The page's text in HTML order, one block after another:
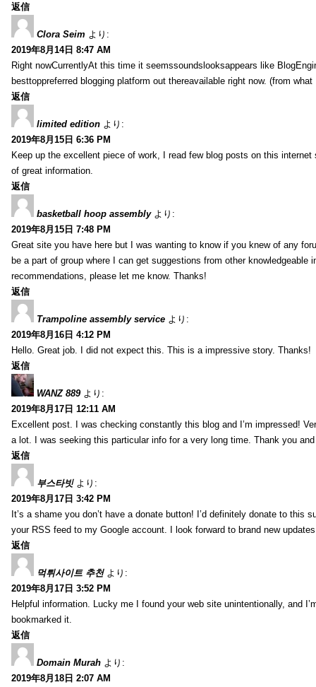
返信
Clora Seim より:
2019年8月14日 8:47 AM
Right nowCurrentlyAt this time it seemssoundslooksappears like
besttoppreferred blogging platform out thereavailable right now. (from
返信
limited edition より:
2019年8月15日 6:36 PM
Keep up the excellent piece of work, I read few blog posts on this
of great information.
返信
basketball hoop assembly より:
2019年8月15日 7:48 PM
Great site you have here but I was wanting to know if you knew of any
be a part of group where I can get suggestions from other
recommendations, please let me know. Thanks!
返信
Trampoline assembly service より:
2019年8月16日 4:12 PM
Hello. Great job. I did not expect this. This is a impressive story. Thanks!
返信
WANZ 889 より:
2019年8月17日 12:11 AM
Excellent post. I was checking constantly this blog and I’m impressed!
a lot. I was seeking this particular info for a very long time. Thank you
返信
부스타빗 より:
2019年8月17日 3:42 PM
It’s a shame you don’t have a donate button! I’d definitely donate to this
your RSS feed to my Google account. I look forward to brand new
返信
먹튀사이트 추천 より:
2019年8月17日 3:52 PM
Helpful information. Lucky me I found your web site unintentionally, and
bookmarked it.
返信
Domain Murah より:
2019年8月18日 2:07 AM